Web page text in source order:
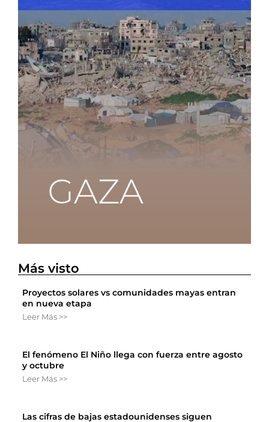
Más visto
Proyectos solares vs comunidades mayas entran
en nueva etapa
Leer Más >>
El fenómeno El Niño llega con fuerza entre agosto
y octubre
Leer Más >>
Las cifras de bajas estadounidenses siguen